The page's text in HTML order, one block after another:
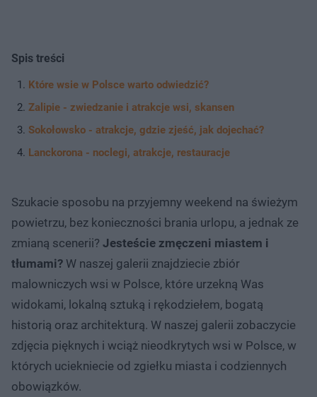
Spis treści
Które wsie w Polsce warto odwiedzić?
Zalipie - zwiedzanie i atrakcje wsi, skansen
Sokołowsko - atrakcje, gdzie zjeść, jak dojechać?
Lanckorona - noclegi, atrakcje, restauracje
Szukacie sposobu na przyjemny weekend na świeżym
powietrzu, bez konieczności brania urlopu, a jednak ze
zmianą scenerii? Jesteście zmęczeni miastem i
tłumami? W naszej galerii znajdziecie zbiór
malowniczych wsi w Polsce, które urzekną Was
widokami, lokalną sztuką i rękodziełem, bogatą
historią oraz architekturą. W naszej galerii zobaczycie
zdjęcia pięknych i wciąż nieodkrytych wsi w Polsce, w
których uciekniecie od zgiełku miasta i codziennych
obowiązków.